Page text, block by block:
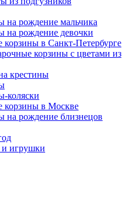
на рождение мальчика
на рождение девочки
корзины в Санкт-Петербурге
корзины с цветами из
крестины
коляски
корзины в Москве
на рождение близнецов
игрушки